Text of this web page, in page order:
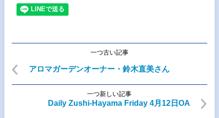
一つ古い記事
アロマガーデンオーナー・鈴木直美さん
一つ新しい記事
Daily Zushi-Hayama Friday 4月12日OA